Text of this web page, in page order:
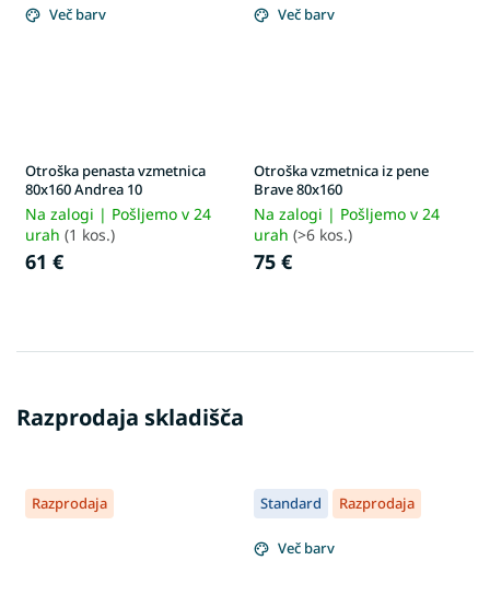
Več barv
Otroška penasta vzmetnica
80x160 Andrea 10
Na zalogi | Pošljemo v 24
urah (1 kos.)
61 €
Več barv
Otroška vzmetnica iz pene
Brave 80x160
Na zalogi | Pošljemo v 24
urah (>6 kos.)
75 €
Razprodaja skladišča
Razprodaja Standard Razprodaja
Več barv